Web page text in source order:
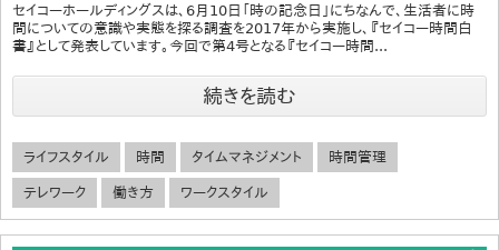
セイコーホールディングスは、6月10日「時の記念日」にちなんで、生活者に時
間についての意識や実態を探る調査を2017年から実施し、『セイコー時間白
書』として発表しています。今回で第4号となる『セイコー時間...
続きを読む
ライフスタイル 時間 タイムマネジメント 時間管理
テレワーク 働き方 ワークスタイル